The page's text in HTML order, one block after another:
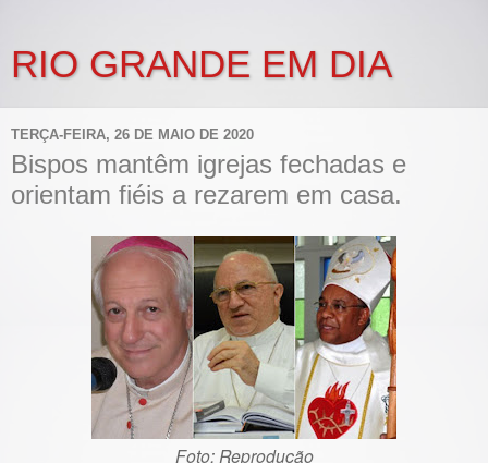
RIO GRANDE EM DIA
TERÇA-FEIRA, 26 DE MAIO DE 2020
Bispos mantêm igrejas fechadas e
orientam fiéis a rezarem em casa.
Foto: Reprodução